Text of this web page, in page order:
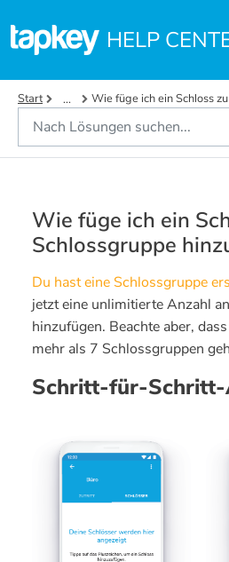
HELP
Start ... Wie füge ich ein Schloss
Wie füge ich ein
Schlossgruppe
Du hast eine Schlossgruppe
jetzt eine unlimitierte Anzahl
hinzufügen. Beachte aber,
mehr als 7 Schlossgruppen
Schritt-für-Schritt-